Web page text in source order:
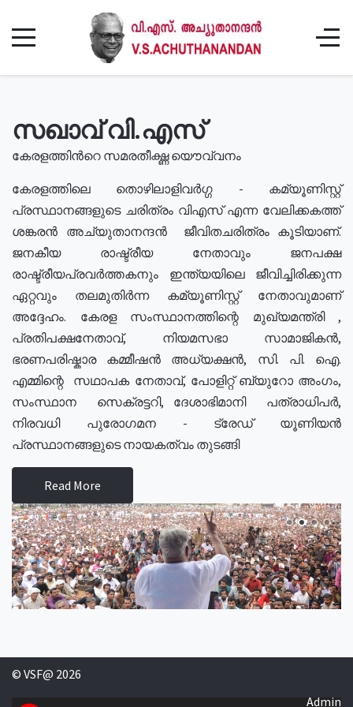
സഖാവ് വി.എസ്
കേരളത്തിൻറെ സമരതീക്ഷ്ണ യൌവ്വനം
കേരളത്തിലെ തൊഴിലാളിവർഗ്ഗ - കമ്യൂണിസ്റ്റ്
പ്രസ്ഥാനങ്ങളുടെ ചരിത്രം വിഎസ് എന്ന വേലിക്കകത്ത്
ശങ്കരൻ അച്യുതാനന്ദൻ ജീവിതചരിത്രം കൂടിയാണ്.
ജനകീയ രാഷ്ട്രീയ നേതാവും ജനപക്ഷ
രാഷ്ട്രീയപ്രവർത്തകനും ഇന്ത്യയിലെ ജീവിച്ചിരിക്കുന്ന
ഏറ്റവും തലമുതിർന്ന കമ്യൂണിസ്റ്റ് നേതാവുമാണ്
അദ്ദേഹം. കേരള സംസ്ഥാനത്തിന്റെ മുഖ്യമന്ത്രി ,
പ്രതിപക്ഷനേതാവ്, നിയമസഭാ സാമാജികൻ,
ഭരണപരിഷ്കാര കമ്മീഷൻ അധ്യക്ഷൻ, സി. പി. ഐ.
എമ്മിന്റെ സഥാപക നേതാവ്, പോളിറ്റ് ബ്യുറോ അംഗം,
സംസ്ഥാന സെക്രട്ടറി, ദേശാഭിമാനി പത്രാധിപർ,
നിരവധി പുരോഗമന - ട്രേഡ് യൂണിയൻ
പ്രസ്ഥാനങ്ങളുടെ നായകത്വം തുടങ്ങി
Read More
© VSF@ 2026
Admin